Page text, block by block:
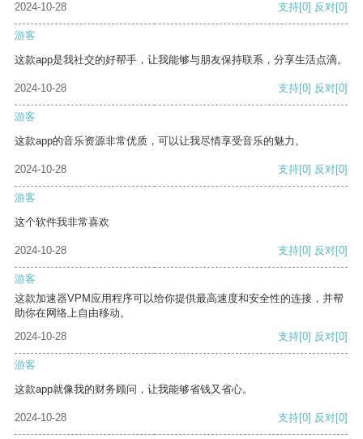
2024-10-28 支持[0] 反对[0]
游客
这款app是我社交的好帮手，让我能够与朋友保持联系，分享生活点滴。
2024-10-28 支持[0] 反对[0]
游客
这款app的音乐资源非常优质，可以让我尽情享受音乐的魅力。
2024-10-28 支持[0] 反对[0]
游客
这个软件我非常喜欢
2024-10-28 支持[0] 反对[0]
游客
这款加速器VPM应用程序可以给你提供最高速度和安全性的连接，并帮
助你在网络上自由移动。
2024-10-28
支持[0] 反对[0]
游客
这款app就像我的财务顾问，让我能够省钱又省心。
2024-10-28 支持[0] 反对[0]